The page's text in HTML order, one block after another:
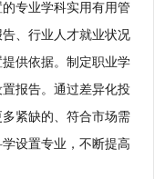
专业学科实用有用管
、行业人才就业状况
供依据。制定职业学
报告。通过差异化投
紧缺的、符合市场需
设置专业，不断提高